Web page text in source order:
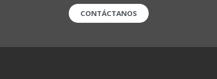
CONTÁCTANOS